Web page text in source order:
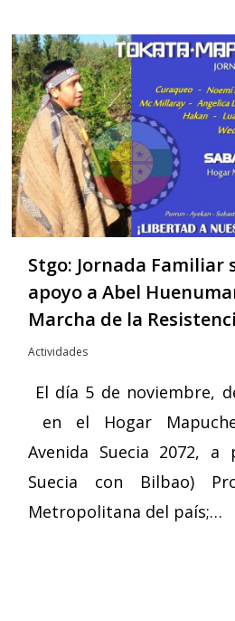
Stgo: Jornada Familiar
apoyo a Abel
Marcha de la
Actividades
El día 5 de noviembre,
en el Hogar
Avenida Suecia 2072, a
Suecia con Bilbao)
Metropolitana del país;…